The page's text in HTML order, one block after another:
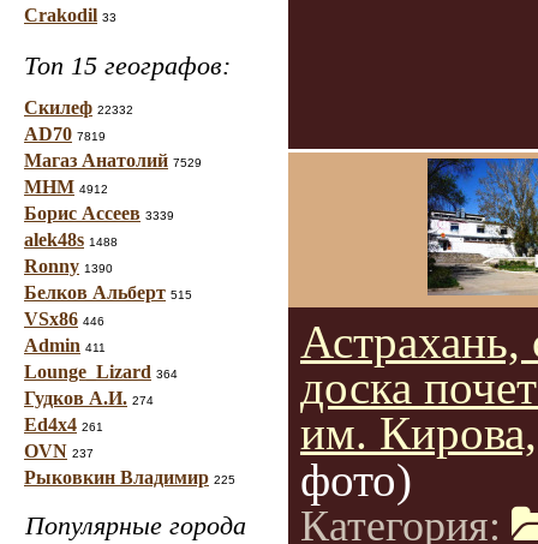
Crakodil 33
Топ 15 географов:
Скилеф 22332
AD70 7819
Магаз Анатолий 7529
МНМ 4912
Борис Ассеев 3339
alek48s 1488
Ronny 1390
Белков Альберт 515
VSx86 446
Admin 411
Lounge_Lizard 364
Гудков А.И. 274
Ed4x4 261
OVN 237
Рыковкин Владимир 225
Популярные города
Астрахань,
доска
им.
фото)
Категория: